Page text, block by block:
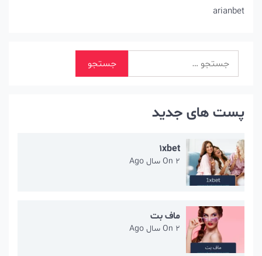
arianbet
برای:
پست های جدید
1xbet
On 2 سال Ago
ماف بت
On 2 سال Ago